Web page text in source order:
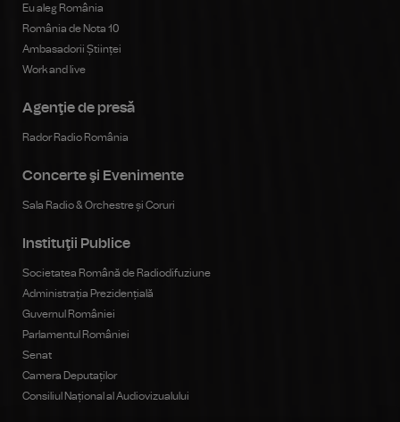
Eu aleg România
România de Nota 10
Ambasadorii Științei
Work and live
Agenţie de presă
Rador Radio România
Concerte şi Evenimente
Sala Radio & Orchestre și Coruri
Instituţii Publice
Societatea Română de Radiodifuziune
Administrația Prezidențială
Guvernul României
Parlamentul României
Senat
Camera Deputaților
Consiliul Național al Audiovizualului